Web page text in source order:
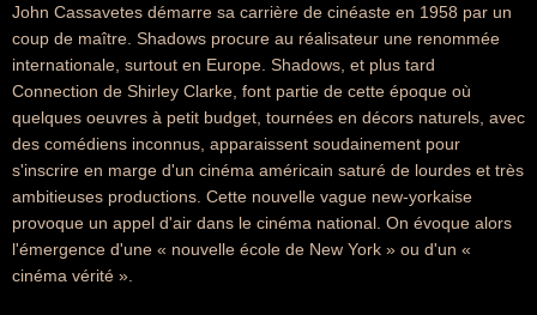
John Cassavetes démarre sa carrière de cinéaste en 1958 par un
coup de maître. Shadows procure au réalisateur une renommée
internationale, surtout en Europe. Shadows, et plus tard
Connection de Shirley Clarke, font partie de cette époque où
quelques oeuvres à petit budget, tournées en décors naturels, avec
des comédiens inconnus, apparaissent soudainement pour
s'inscrire en marge d'un cinéma américain saturé de lourdes et très
ambitieuses productions. Cette nouvelle vague new-yorkaise
provoque un appel d'air dans le cinéma national. On évoque alors
l'émergence d'une « nouvelle école de New York » ou d'un «
cinéma vérité ».